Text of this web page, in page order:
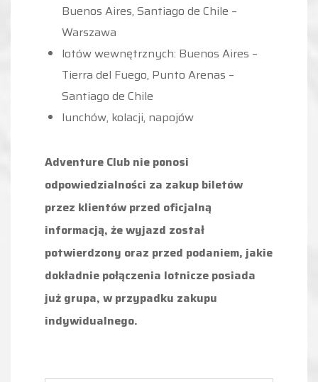
Buenos Aires, Santiago de Chile –
Warszawa
lotów wewnętrznych: Buenos Aires –
Tierra del Fuego, Punto Arenas –
Santiago de Chile
lunchów, kolacji, napojów
Adventure Club nie ponosi
odpowiedzialności za zakup biletów
przez klientów przed oficjalną
informacją, że wyjazd został
potwierdzony oraz przed podaniem, jakie
dokładnie połączenia lotnicze posiada
już grupa, w przypadku zakupu
indywidualnego.